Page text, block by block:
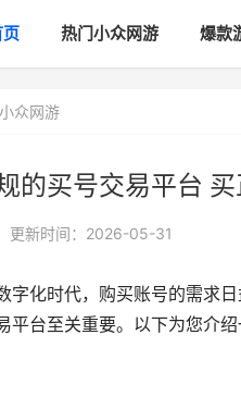
热门小众网游 爆款
众网游
的买号交易平台
更新时间：2026-05-31
字化时代，购买账号的需求
平台至关重要。以下为您介